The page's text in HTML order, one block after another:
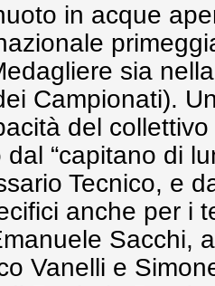
in acque
sia
Campionati).
del
“capitano di
Tecnico, e
anche per i
Sacchi,
Vanelli e